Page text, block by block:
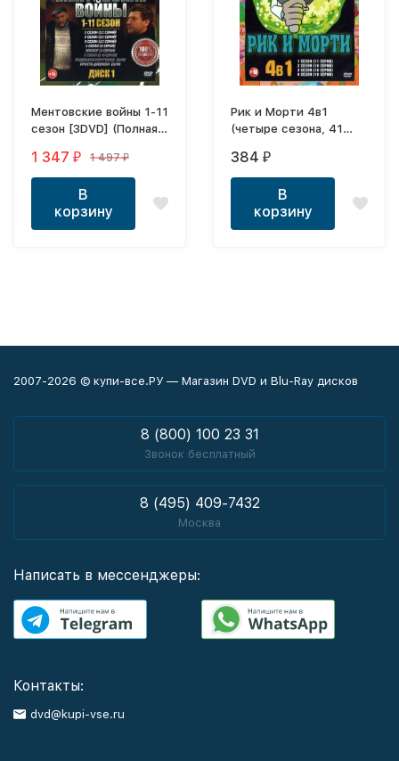
Ментовские войны 1-11
сезон [3DVD] (Полная
бонусы)
1 347 ₽ 1 497₽
В
корзину
Рик и Морти 4в1
(четыре сезона, 41
384 ₽
В
корзину
2007-2026 © купи-все.РУ — Магазин DVD и Blu-Ray дисков
8 (800) 100 23 31
Звонок бесплатный
8 (495) 409-7432
Москва
Написать в мессенджеры:
Контакты:
dvd@kupi-vse.ru